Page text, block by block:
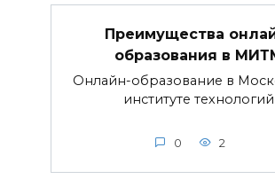
Преимущества
образования в
Онлайн-образование в
институте технологий
0 2